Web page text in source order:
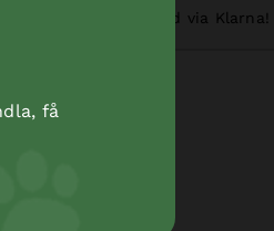
er i efterhand via Klarna!
få